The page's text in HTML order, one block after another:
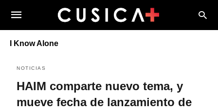
I Know Alone
NOTICIAS
HAIM comparte nuevo tema, y
mueve fecha de lanzamiento de